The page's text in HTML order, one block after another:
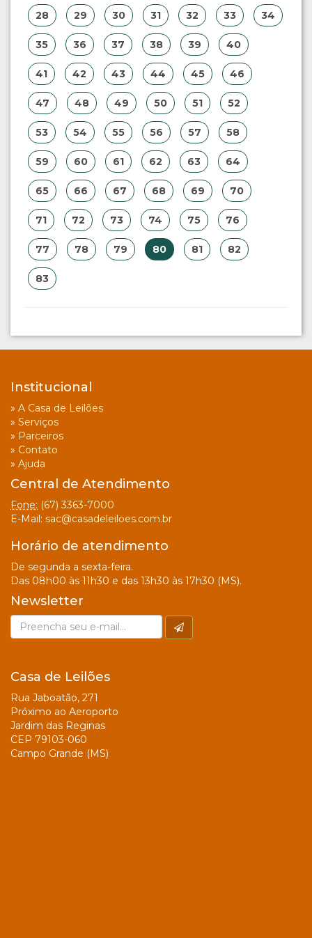
28 29 30 31 32 33 34
35 36 37 38 39 40
41 42 43 44 45 46
47 48 49 50 51 52
53 54 55 56 57 58
59 60 61 62 63 64
65 66 67 68 69 70
71 72 73 74 75 76
77 78 79 80 81 82
83
Institucional
» A Casa de Leilões
» Serviços
» Parceiros
» Contato
» Ajuda
Central de Atendimento
Fone: (67) 3363-7000
E-Mail: sac@casadeleiloes.com.br
Horário de atendimento
De segunda a sexta-feira.
Das 08h00 às 11h30 e das 13h30 às 17h30 (MS).
Newsletter
Casa de Leilões
Rua Jaboatão, 271
Próximo ao Aeroporto
Jardim das Reginas
CEP 79103-060
Campo Grande (MS)